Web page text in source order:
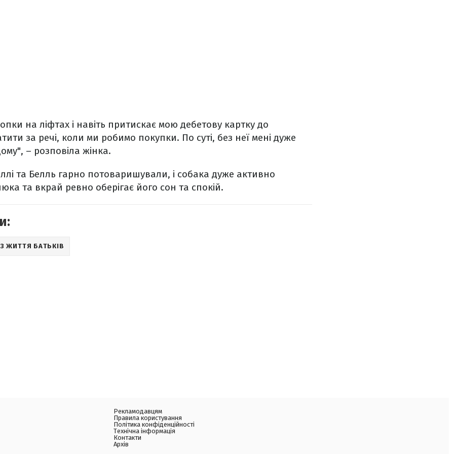
на ліфтах і навіть притискає мою дебетову картку до
за речі, коли ми робимо покупки. По суті, без неї мені дуже
– розповіла жінка.
та Белль гарно потоваришували, і собака дуже активно
та вкрай ревно оберігає його сон та спокій.
ЖИТТЯ БАТЬКІВ
Рекламодавцям
Правила користування
Політика конфіденційності
Технічна інформація
Контакти
Архів